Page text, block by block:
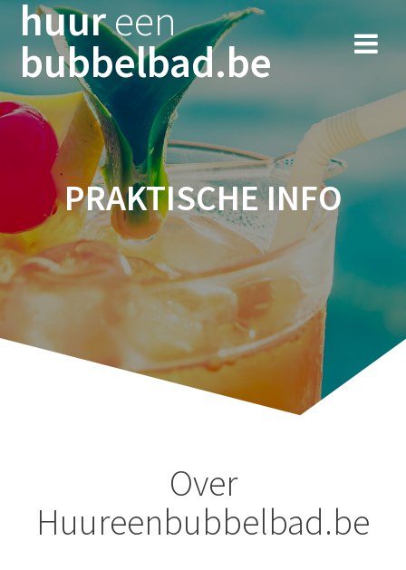
Skip
to
content
huureen
bubbelbad.be
PRAKTISCHE INFO
Over
Huureenbubbelbad.be